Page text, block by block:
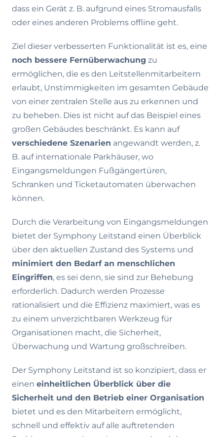
dass ein Gerät z. B. aufgrund eines Stromausfalls
oder eines anderen Problems offline geht.
Ziel dieser verbesserten Funktionalität ist es, eine
noch bessere Fernüberwachung zu
ermöglichen, die es den Leitstellenmitarbeitern
erlaubt, Unstimmigkeiten im gesamten Gebäude
von einer zentralen Stelle aus zu erkennen und
zu beheben. Dies ist nicht auf das Beispiel eines
großen Gebäudes beschränkt. Es kann auf
verschiedene Szenarien angewandt werden, z.
B. auf internationale Parkhäuser, wo
Eingangsmeldungen Fußgängertüren,
Schranken und Ticketautomaten überwachen
können.
Durch die Verarbeitung von Eingangsmeldungen
bietet der Symphony Leitstand einen Überblick
über den aktuellen Zustand des Systems und
minimiert den Bedarf an menschlichen
Eingriffen, es sei denn, sie sind zur Behebung
erforderlich. Dadurch werden Prozesse
rationalisiert und die Effizienz maximiert, was es
zu einem unverzichtbaren Werkzeug für
Organisationen macht, die Sicherheit,
Überwachung und Wartung großschreiben.
Der Symphony Leitstand ist so konzipiert, dass er
einen einheitlichen Überblick über die
Sicherheit und den Betrieb einer Organisation
bietet und es den Mitarbeitern ermöglicht,
schnell und effektiv auf alle auftretenden